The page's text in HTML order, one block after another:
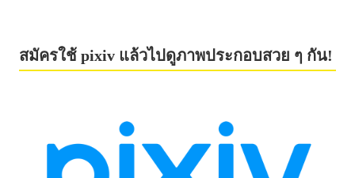
สมัครใช้ pixiv แล้วไปดูภาพประกอบสวย ๆ กัน!